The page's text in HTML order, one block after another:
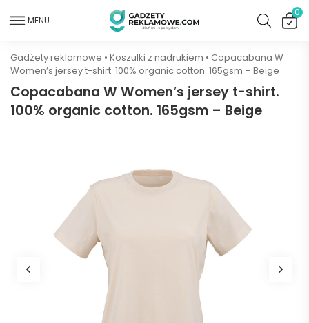
MENU
0
Gadżety reklamowe • Koszulki z nadrukiem • Copacabana W
Women’s jersey t-shirt. 100% organic cotton. 165gsm – Beige
Copacabana W Women’s jersey t-shirt.
100% organic cotton. 165gsm – Beige